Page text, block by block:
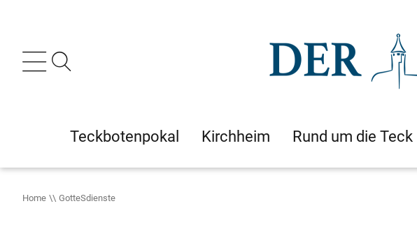
Teckbotenpokal Kirchheim Rund um die Teck
Home GotteSdienste